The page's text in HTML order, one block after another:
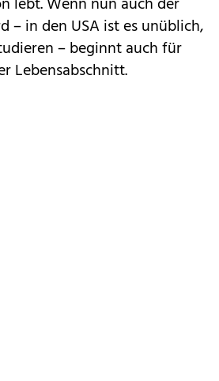
– in den USA ist es unüblich,
– beginnt auch für
Lebensabschnitt.